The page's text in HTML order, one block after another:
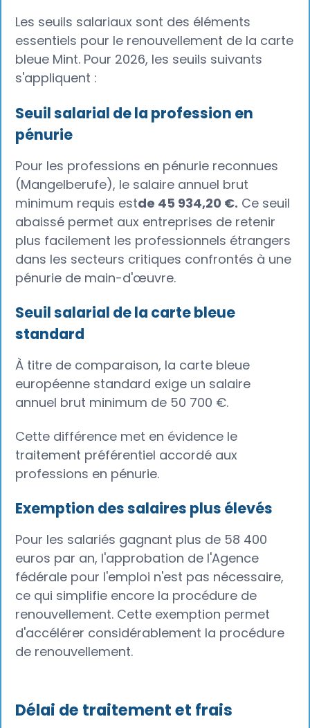
Les seuils salariaux sont des éléments
essentiels pour le renouvellement de la carte
bleue Mint. Pour 2026, les seuils suivants
s'appliquent :
Seuil salarial de la profession en
pénurie
Pour les professions en pénurie reconnues
(Mangelberufe), le salaire annuel brut
minimum requis estde 45 934,20 €. Ce seuil
abaissé permet aux entreprises de retenir
plus facilement les professionnels étrangers
dans les secteurs critiques confrontés à une
pénurie de main-d'œuvre.
Seuil salarial de la carte bleue
standard
À titre de comparaison, la carte bleue
européenne standard exige un salaire
annuel brut minimum de 50 700 €.
Cette différence met en évidence le
traitement préférentiel accordé aux
professions en pénurie.
Exemption des salaires plus élevés
Pour les salariés gagnant plus de 58 400
euros par an, l'approbation de l'Agence
fédérale pour l'emploi n'est pas nécessaire,
ce qui simplifie encore la procédure de
renouvellement. Cette exemption permet
d'accélérer considérablement la procédure
de renouvellement.
Délai de traitement et frais